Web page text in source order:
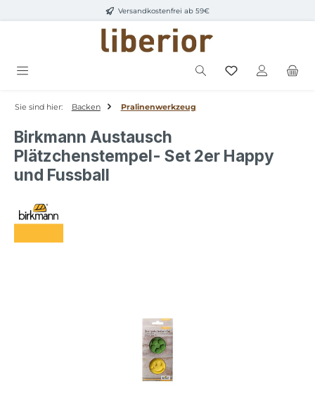
Zum Hauptinhalt springenVersandkostenfrei ab 59€
Sie sind hier: Backen Pralinenwerkzeug
Birkmann Austausch
Plätzchenstempel- Set 2er Happy
und Fussball